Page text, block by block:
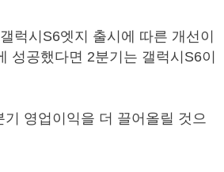
럭시S6엣지 출시에 따른 개선이
성공했다면 2분기는 갤럭시S6이
영업이익을 더 끌어올릴 것으